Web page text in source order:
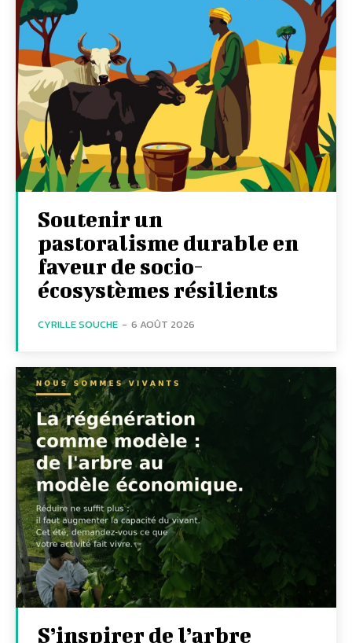
Soutenir un
pastoralisme durable en
faveur de socio-
écosystèmes résilients
CYRILLE SOUCHE - 6 AOÛT 2026
S’inspirer de l’arbre